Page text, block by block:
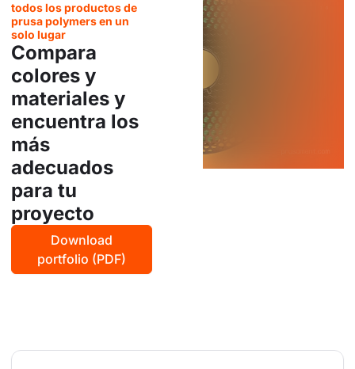
todos los productos de
prusa polymers en un
solo lugar
Compara
colores y
materiales y
encuentra los
más
adecuados
para tu
proyecto
Download
portfolio (PDF)